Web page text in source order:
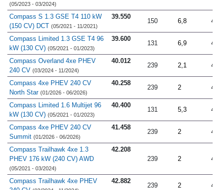
(05/2023 - 03/2024)
Compass S 1.3 GSE T4 110 kW
(150 CV) DCT (05/2021 - 11/2021)
39.550
150 6,8
Compass Limited 1.3 GSE T4 96
kW (130 CV) (05/2021 - 01/2023)
39.600
131 6,9
Compass Overland 4xe PHEV
240 CV (03/2024 - 11/2024)
40.012
239 2,1
Compass 4xe PHEV 240 CV
North Star (01/2026 - 06/2026)
40.258
239 2
Compass Limited 1.6 Multijet 96
kW (130 CV) (05/2021 - 01/2023)
40.400
131 5,3
Compass 4xe PHEV 240 CV
Summit (01/2026 - 06/2026)
41.458
239 2
Compass Trailhawk 4xe 1.3
PHEV 176 kW (240 CV) AWD
(05/2021 - 03/2024)
42.208
239
2
Compass Trailhawk 4xe PHEV
42.882
239 2